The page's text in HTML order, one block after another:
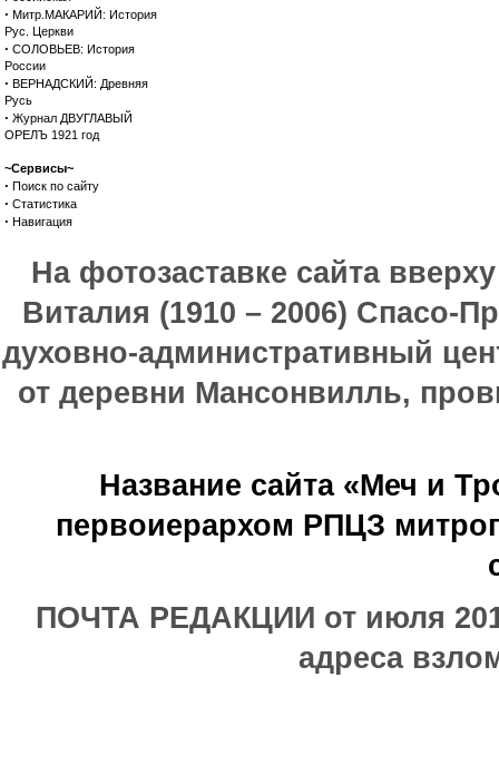
· Митр.МАКАРИЙ: История
Рус. Церкви
· СОЛОВЬЕВ: История
России
· ВЕРНАДСКИЙ: Древняя
Русь
· Журнал ДВУГЛАВЫЙ
ОРЕЛЪ 1921 год
~Сервисы~
· Поиск по сайту
· Статистика
· Навигация
На фотозаставке сайта
Виталия (1910 – 2006) Спасо-
духовно-административный
от деревни Мансонвилль,
Название сайта «Меч и
первоиерархом РПЦЗ
ПОЧТА РЕДАКЦИИ от июля
адреса